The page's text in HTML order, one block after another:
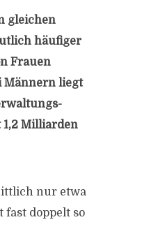
gleichen
häufiger
Frauen
Männern liegt
Milliarden
nur etwa
fast doppelt so